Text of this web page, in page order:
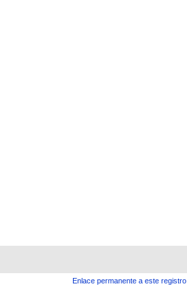
Enlace permanente a este registro